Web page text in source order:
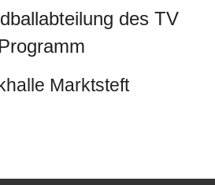
des TV
Marktsteft